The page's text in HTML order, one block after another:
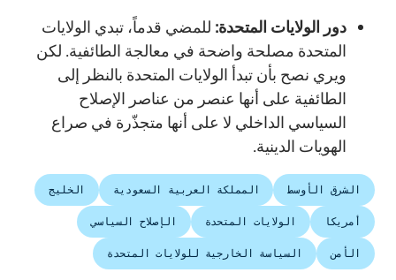
دور الولايات المتحدة: للمضي قدماً، تبدي الولايات
المتحدة مصلحة واضحة في معالجة الطائفية. لكن
ويري نصح بأن تبدأ الولايات المتحدة بالنظر إلى
الطائفية على أنها عنصر من عناصر الإصلاح
السياسي الداخلي لا على أنها متجذّرة في صراع
الهويات الدينية.
الشرق الأوسط المملكة العربية السعودية الخليج
أمريكا الولايات المتحدة الإصلاح السياسي
الأمن السياسة الخارجية للولايات المتحدة